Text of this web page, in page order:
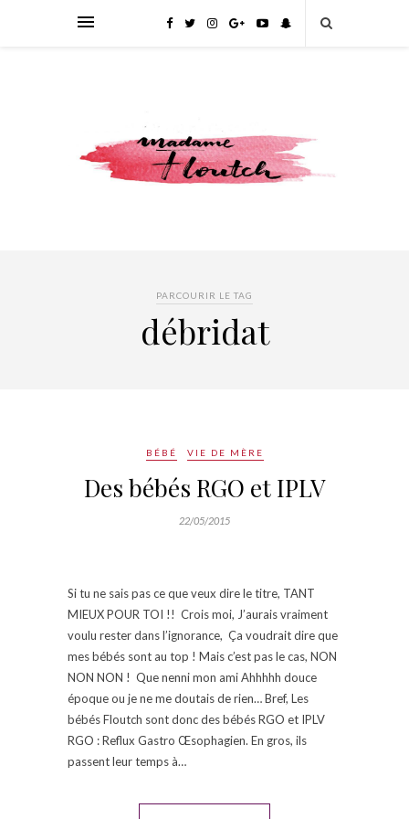
PARCOURIR LE TAG
débridat
BÉBÉ VIE DE MÈRE
Des bébés RGO et IPLV
22/05/2015
Si tu ne sais pas ce que veux dire le titre, TANT
MIEUX POUR TOI !! Crois moi, J’aurais vraiment
voulu rester dans l’ignorance, Ça voudrait dire que
mes bébés sont au top ! Mais c’est pas le cas, NON
NON NON ! Que nenni mon ami Ahhhhh douce
époque ou je ne me doutais de rien… Bref, Les
bébés Floutch sont donc des bébés RGO et IPLV
RGO : Reflux Gastro Œsophagien. En gros, ils
passent leur temps à…